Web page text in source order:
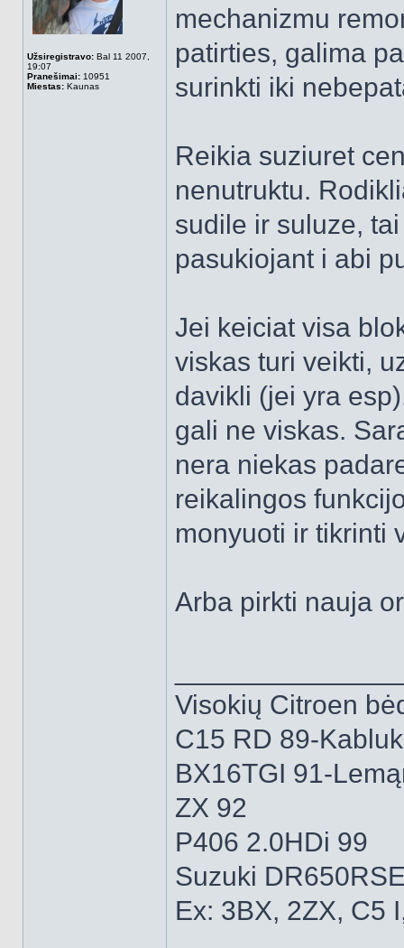
Užsiregistravo: Bal 11 2007,
19:07
Pranešimai: 10951
Miestas: Kaunas
mechanizmu
patirties, galima
surinkti iki
Reikia suziuret
nenutruktu.
sudile ir suluze,
pasukiojant i abi
Jei keiciat visa
viskas turi veikti,
davikli (jei yra
gali ne viskas.
nera niekas
reikalingos
monyuoti ir tikrinti
Arba pirkti nauja
Visokių Citroen
C15 RD 89-
BX16TGI 91-
ZX 92
P406 2.0HDi 99
Suzuki
Ex: 3BX, 2ZX, C5